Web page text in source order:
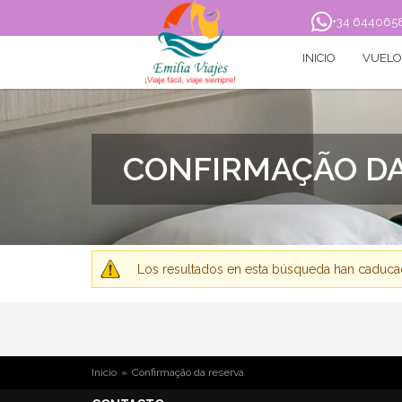
+34
INICIO
Vuelo
CONFIRMAÇÃO
MENSAJE DE
Los resultados en esta búsqueda han
USTED ESTÁ AQUÍ
Inicio » Confirmação da reserva